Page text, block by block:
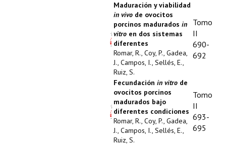
Maduración y viabilidad
in vivo de ovocitos
porcinos madurados in
vitro en dos sistemas
diferentes
Romar, R., Coy, P., Gadea,
J., Campos, I., Sellés, E.,
Ruiz, S.
Tomo
II
690-
692
Fecundación in vitro de
ovocitos porcinos
madurados bajo
diferentes condiciones
Romar, R., Coy, P., Gadea,
J., Campos, I., Sellés, E.,
Ruiz, S.
Tomo
II
693-
695